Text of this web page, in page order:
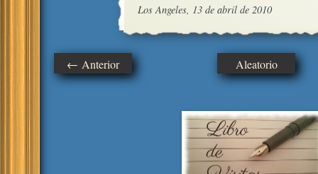
Los Angeles, 13 de abril de 2010
← Anterior Aleatorio